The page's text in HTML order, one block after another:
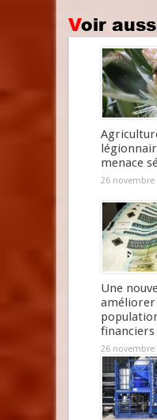
Voir
menace
26 novembre
Une
améliorer
financiers
26 novembre